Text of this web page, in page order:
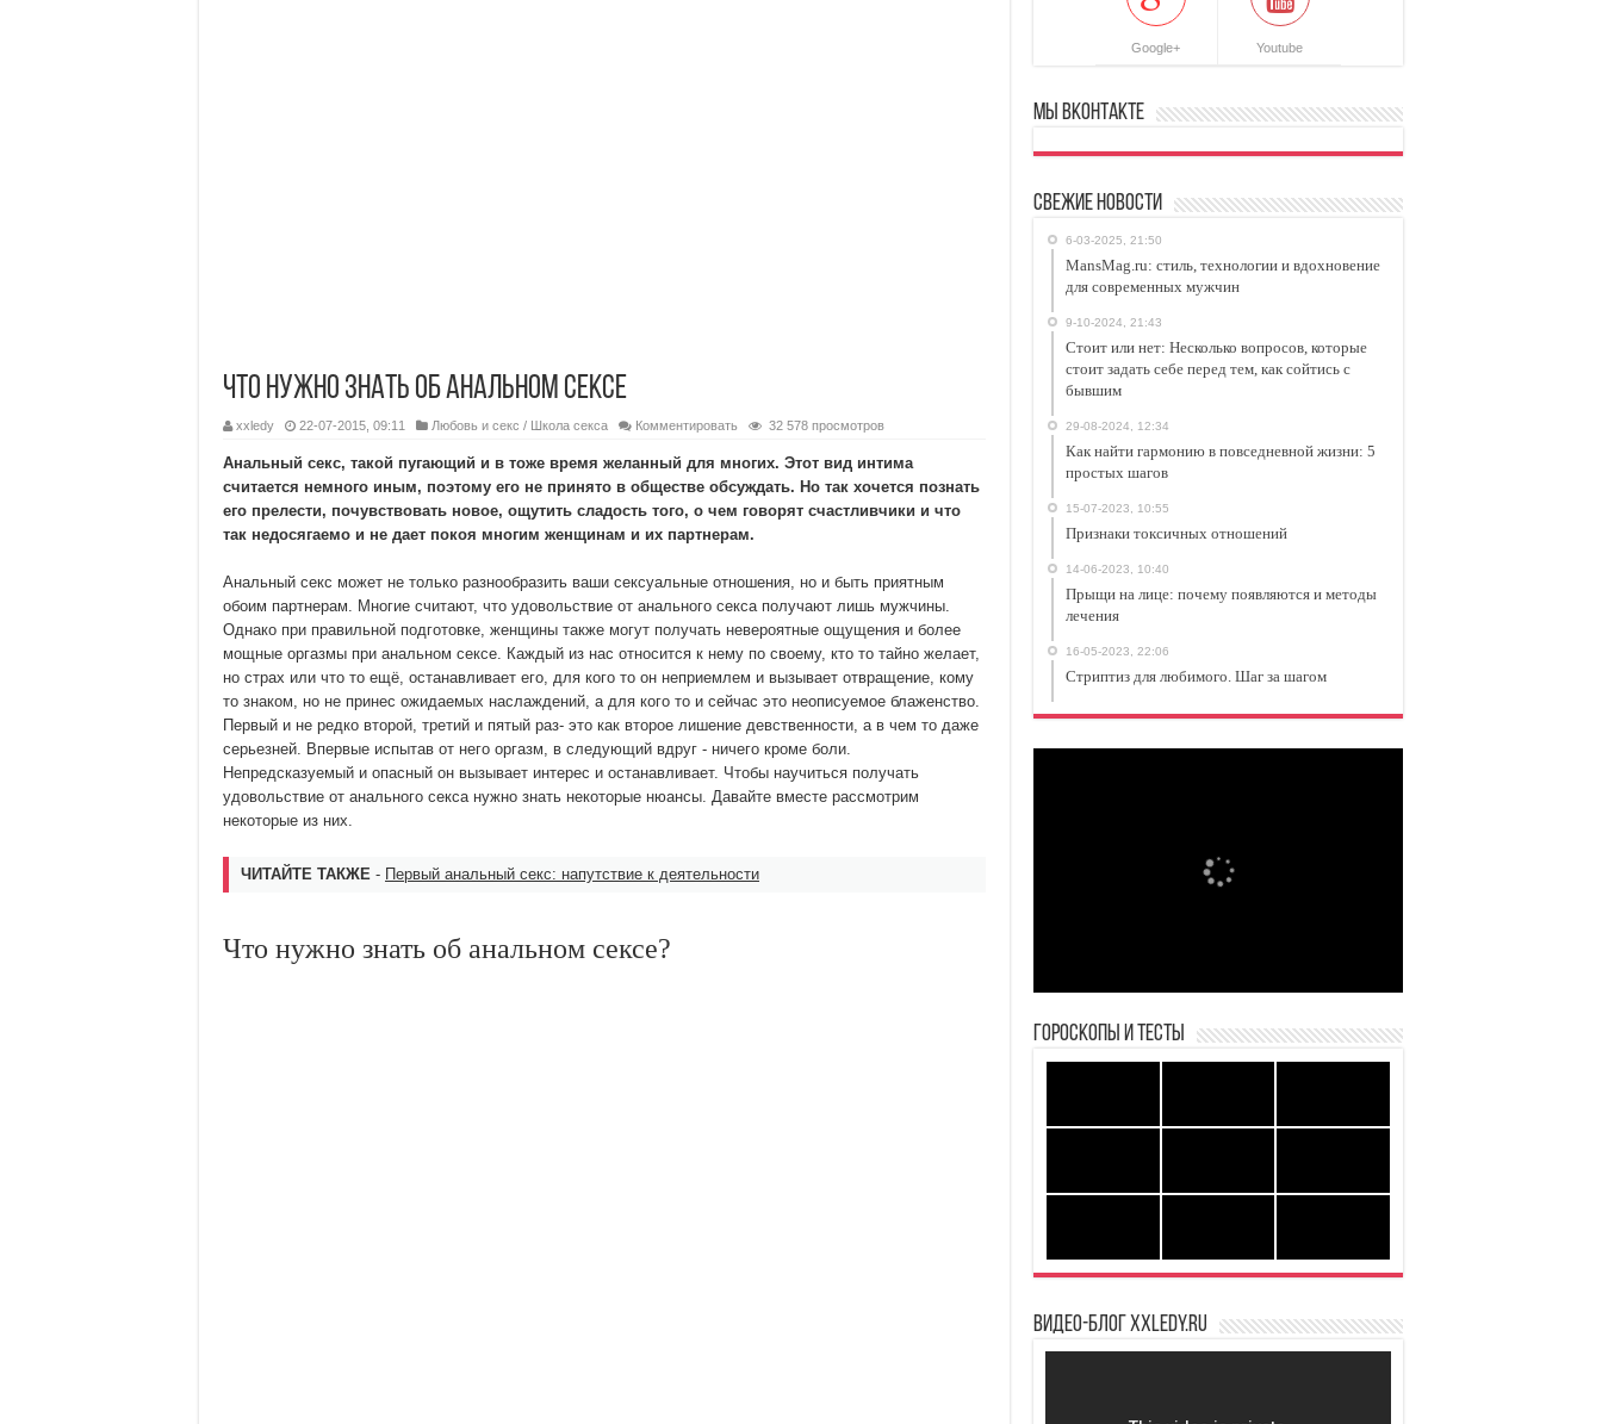
Что нужно знать об анальном сексе
xxledy 22-07-2015, 09:11 Любовь и секс / Школа секса Комментировать 32 578 просмотров
Анальный секс, такой пугающий и в тоже время желанный для многих. Этот вид интима
считается немного иным, поэтому его не принято в обществе обсуждать. Но так хочется познать
его прелести, почувствовать новое, ощутить сладость того, о чем говорят счастливчики и что
так недосягаемо и не дает покоя многим женщинам и их партнерам.
Анальный секс может не только разнообразить ваши сексуальные отношения, но и быть приятным
обоим партнерам. Многие считают, что удовольствие от анального секса получают лишь мужчины.
Однако при правильной подготовке, женщины также могут получать невероятные ощущения и более
мощные оргазмы при анальном сексе. Каждый из нас относится к нему по своему, кто то тайно желает,
но страх или что то ещё, останавливает его, для кого то он неприемлем и вызывает отвращение, кому
то знаком, но не принес ожидаемых наслаждений, а для кого то и сейчас это неописуемое блаженство.
Первый и не редко второй, третий и пятый раз- это как второе лишение девственности, а в чем то даже
серьезней. Впервые испытав от него оргазм, в следующий вдруг - ничего кроме боли.
Непредсказуемый и опасный он вызывает интерес и останавливает. Чтобы научиться получать
удовольствие от анального секса нужно знать некоторые нюансы. Давайте вместе рассмотрим
некоторые из них.
ЧИТАЙТЕ ТАКЖЕ - Первый анальный секс: напутствие к деятельности
Что нужно знать об анальном сексе?
Google+ Youtube
Мы ВКонтакте
Свежие новости
6-03-2025, 21:50
MansMag.ru: стиль, технологии и вдохновение
для современных мужчин
9-10-2024, 21:43
Стоит или нет: Несколько вопросов, которые
стоит задать себе перед тем, как сойтись с
бывшим
29-08-2024, 12:34
Как найти гармонию в повседневной жизни: 5
простых шагов
15-07-2023, 10:55
Признаки токсичных отношений
14-06-2023, 10:40
Прыщи на лице: почему появляются и методы
лечения
16-05-2023, 22:06
Стриптиз для любимого. Шаг за шагом
Гороскопы и Тесты
Видео-блог XXLedy.ru